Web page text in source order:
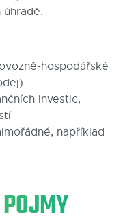
hospodářské
investic,
například